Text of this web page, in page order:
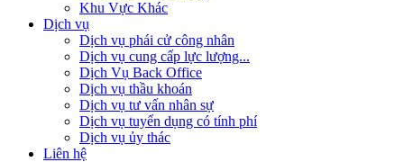
Khu Vực Khác
Dịch vụ
Dịch vụ phái cử công nhân
Dịch vụ cung cấp lực lượng...
Dịch Vụ Back Office
Dịch vụ thầu khoán
Dịch vụ tư vấn nhân sự
Dịch vụ tuyển dụng có tính phí
Dịch vụ ủy thác
Liên hệ